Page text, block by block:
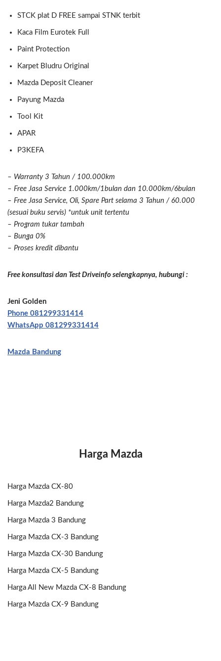
STCK plat D FREE sampai STNK terbit
Kaca Film Eurotek Full
Paint Protection
Karpet Bludru Original
Mazda Deposit Cleaner
Payung Mazda
Tool Kit
APAR
P3KEFA
– Warranty 3 Tahun / 100.000km
– Free Jasa Service 1.000km/1bulan dan 10.000km/6bulan
– Free Jasa Service, Oli, Spare Part selama 3 Tahun / 60.000
(sesuai buku servis) *untuk unit tertentu
– Program tukar tambah
– Bunga 0%
– Proses kredit dibantu
Free konsultasi dan Test Driveinfo selengkapnya, hubungi :
Jeni Golden
Phone 081299331414
WhatsApp 081299331414
Mazda Bandung
Harga Mazda
Harga Mazda CX-80
Harga Mazda2 Bandung
Harga Mazda 3 Bandung
Harga Mazda CX-3 Bandung
Harga Mazda CX-30 Bandung
Harga Mazda CX-5 Bandung
Harga All New Mazda CX-8 Bandung
Harga Mazda CX-9 Bandung